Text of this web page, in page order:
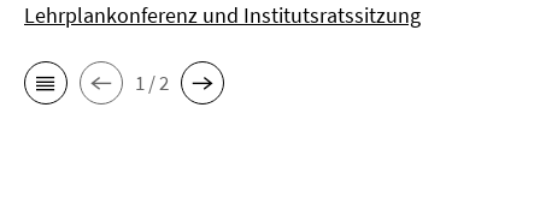
Lehrplankonferenz und Institutsratssitzung
1 / 2